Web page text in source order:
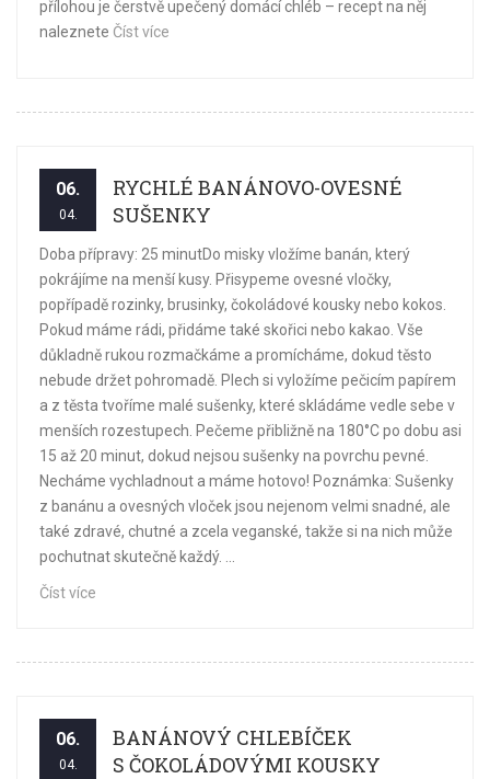
přílohou je čerstvě upečený domácí chléb – recept na něj
naleznete Číst více
06.
04.
RYCHLÉ BANÁNOVO-OVESNÉ
SUŠENKY
Doba přípravy: 25 minutDo misky vložíme banán, který
pokrájíme na menší kusy. Přisypeme ovesné vločky,
popřípadě rozinky, brusinky, čokoládové kousky nebo kokos.
Pokud máme rádi, přidáme také skořici nebo kakao. Vše
důkladně rukou rozmačkáme a promícháme, dokud těsto
nebude držet pohromadě. Plech si vyložíme pečicím papírem
a z těsta tvoříme malé sušenky, které skládáme vedle sebe v
menších rozestupech. Pečeme přibližně na 180°C po dobu asi
15 až 20 minut, dokud nejsou sušenky na povrchu pevné.
Necháme vychladnout a máme hotovo! Poznámka: Sušenky
z banánu a ovesných vloček jsou nejenom velmi snadné, ale
také zdravé, chutné a zcela veganské, takže si na nich může
pochutnat skutečně každý. ...
Číst více
06.
04.
BANÁNOVÝ CHLEBÍČEK
S ČOKOLÁDOVÝMI KOUSKY